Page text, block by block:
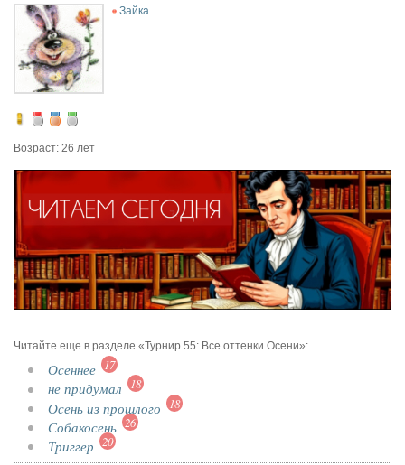
Зайка
Возраст: 26 лет
Читайте еще в разделе «Турнир 55: Все оттенки Осени»:
Осеннее 17
не придумал 18
Осень из прошлого 18
Собакосень 26
Триггер 20